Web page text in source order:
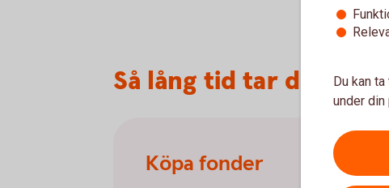
Så lång tid tar det när
Köpa fonder
Du kan
under din